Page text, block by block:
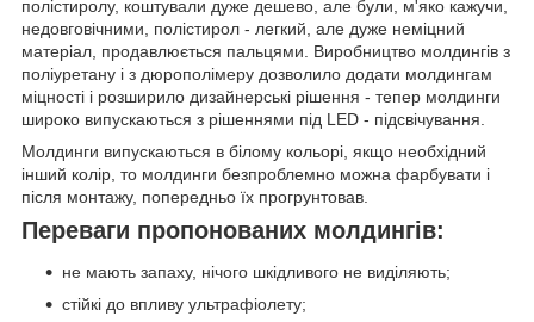
полістиролу, коштували дуже дешево, але були, м'яко кажучи,
недовговічними, полістирол - легкий, але дуже неміцний
матеріал, продавлюється пальцями. Виробництво молдингів з
поліуретану і з дюрополімеру дозволило додати молдингам
міцності і розширило дизайнерські рішення - тепер молдинги
широко випускаються з рішеннями під LED - підсвічування.
Молдинги випускаються в білому кольорі, якщо необхідний
інший колір, то молдинги безпроблемно можна фарбувати і
після монтажу, попередньо їх прогрунтовав.
Переваги пропонованих молдингів:
не мають запаху, нічого шкідливого не виділяють;
стійкі до впливу ультрафіолету;